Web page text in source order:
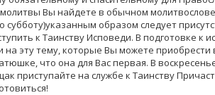
Вы найдете в обычном
субботу)указанным образом следует
к Таинству Исповеди. В подготовке к
эту тему, которые Вы можете приобрести
что она для Вас первая. В
приступайте на службе к Таинству